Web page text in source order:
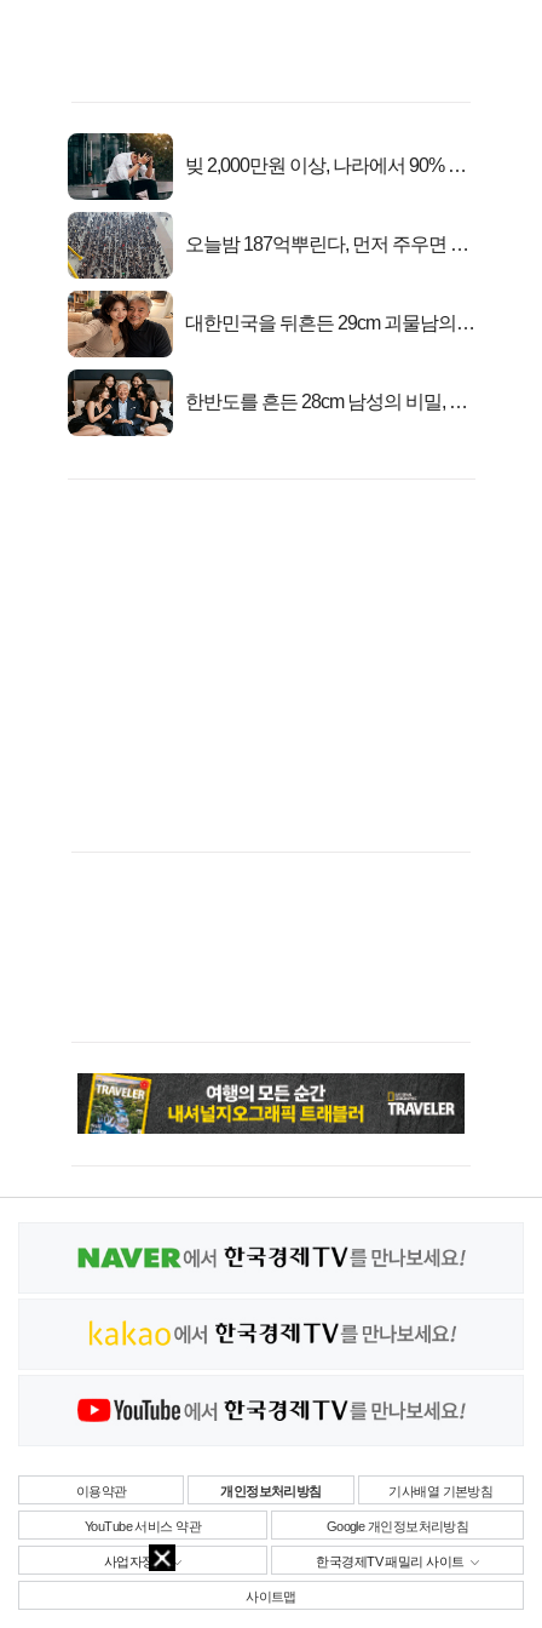
빚 2,000만원 이상, 나라에서 90% 갚
오늘밤 187억뿌린다, 먼저 주우면 최
대한민국을 뒤흔든 29cm 괴물남의
한반도를 흔든 28cm 남성의 비밀, 매
이용약관 개인정보처리방침 기사배열 기본방침
YouTube 서비스 약관 Google 개인정보처리방침
사업자정보 한국경제TV 패밀리 사이트
사이트맵